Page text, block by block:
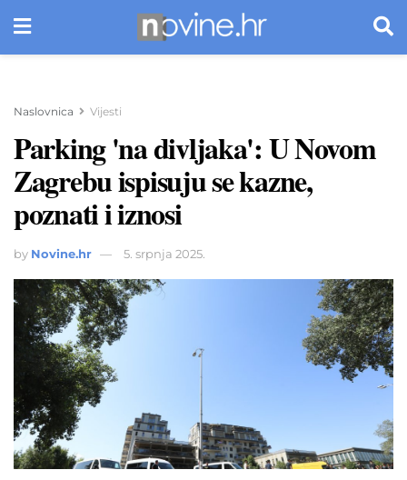
Naslovnica Vijesti
Parking 'na divljaka': U Novom
Zagrebu ispisuju se kazne,
poznati i iznosi
by Novine.hr 5. srpnja 2025.